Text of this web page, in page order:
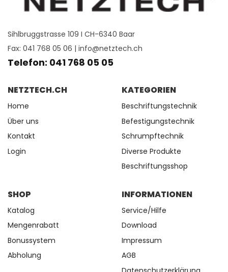
Sihlbruggstrasse 109 I CH-6340 Baar
Fax: 041 768 05 06 | info@netztech.ch
Telefon: 041 768 05 05
NETZTECH.CH
Home
Über uns
Kontakt
Login
KATEGORIEN
Beschriftungstechnik
Befestigungstechnik
Schrumpftechnik
Diverse Produkte
Beschriftungsshop
SHOP
Katalog
Mengenrabatt
Bonussystem
Abholung
INFORMATIONEN
Service/Hilfe
Download
Impressum
AGB